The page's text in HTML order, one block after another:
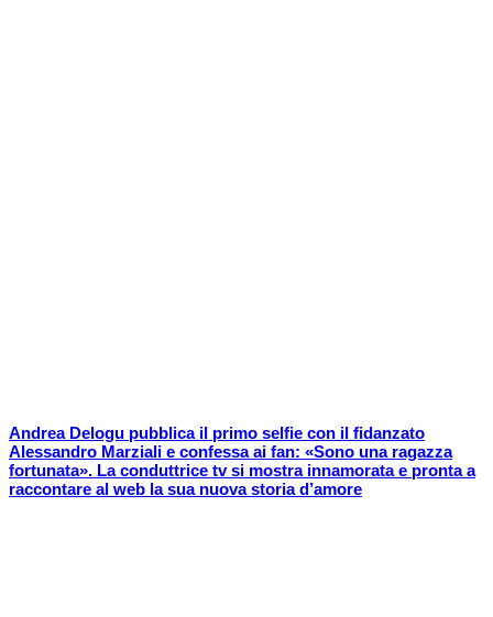
Andrea Delogu pubblica il primo selfie con il fidanzato
Alessandro Marziali e confessa ai fan: «Sono una ragazza
fortunata». La conduttrice tv si mostra innamorata e pronta a
raccontare al web la sua nuova storia d’amore